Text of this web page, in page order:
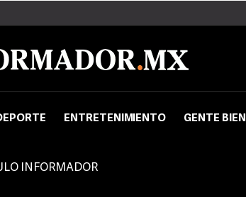
ENTRETENIMIENTO GENTE BIEN
INFORMADOR